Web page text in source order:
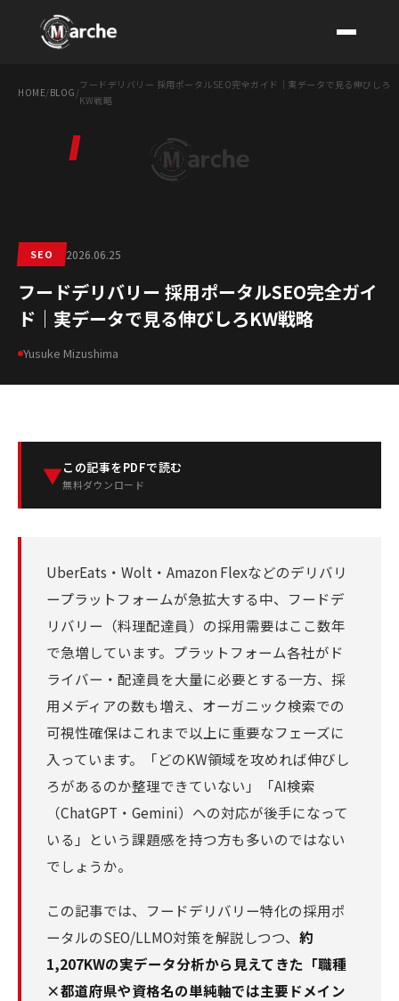
HOME/BLOG /
フードデリバリー 採用ポータルSEO完全ガイド｜実データで見る伸びしろ
KW戦略
SEO 2026.06.25
フードデリバリー 採用ポータルSEO完全ガイ
ド｜実データで見る伸びしろKW戦略
Yusuke Mizushima
▼この記事をPDFで読む
無料ダウンロード
UberEats・Wolt・Amazon Flexなどのデリバリ
ープラットフォームが急拡大する中、フードデ
リバリー（料理配達員）の採用需要はここ数年
で急増しています。プラットフォーム各社がド
ライバー・配達員を大量に必要とする一方、採
用メディアの数も増え、オーガニック検索での
可視性確保はこれまで以上に重要なフェーズに
入っています。「どのKW領域を攻めれば伸びし
ろがあるのか整理できていない」「AI検索
（ChatGPT・Gemini）への対応が後手になって
いる」という課題感を持つ方も多いのではない
でしょうか。
この記事では、フードデリバリー特化の採用ポ
ータルのSEO/LLMO対策を解説しつつ、 約
1,207KWの実データ分析から見えてきた「職種
×都道府県や資格名の単純軸では主要ドメイン